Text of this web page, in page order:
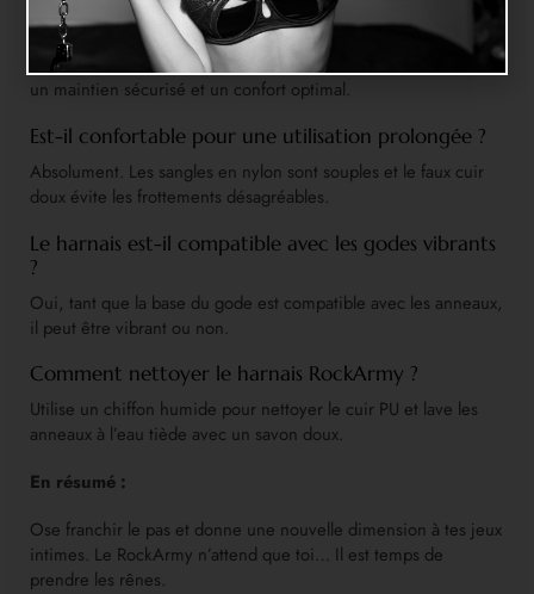
Convient-il à toutes les morphologies ?
Oui, les sangles réglables s’adaptent à différentes tailles pour
un maintien sécurisé et un confort optimal.
Est-il confortable pour une utilisation prolongée ?
Absolument. Les sangles en nylon sont souples et le faux cuir
doux évite les frottements désagréables.
Le harnais est-il compatible avec les godes vibrants
?
Oui, tant que la base du gode est compatible avec les anneaux,
il peut être vibrant ou non.
Comment nettoyer le harnais RockArmy ?
Utilise un chiffon humide pour nettoyer le cuir PU et lave les
anneaux à l’eau tiède avec un savon doux.
En résumé :
Ose franchir le pas et donne une nouvelle dimension à tes jeux
intimes. Le RockArmy n’attend que toi… Il est temps de
prendre les rênes.